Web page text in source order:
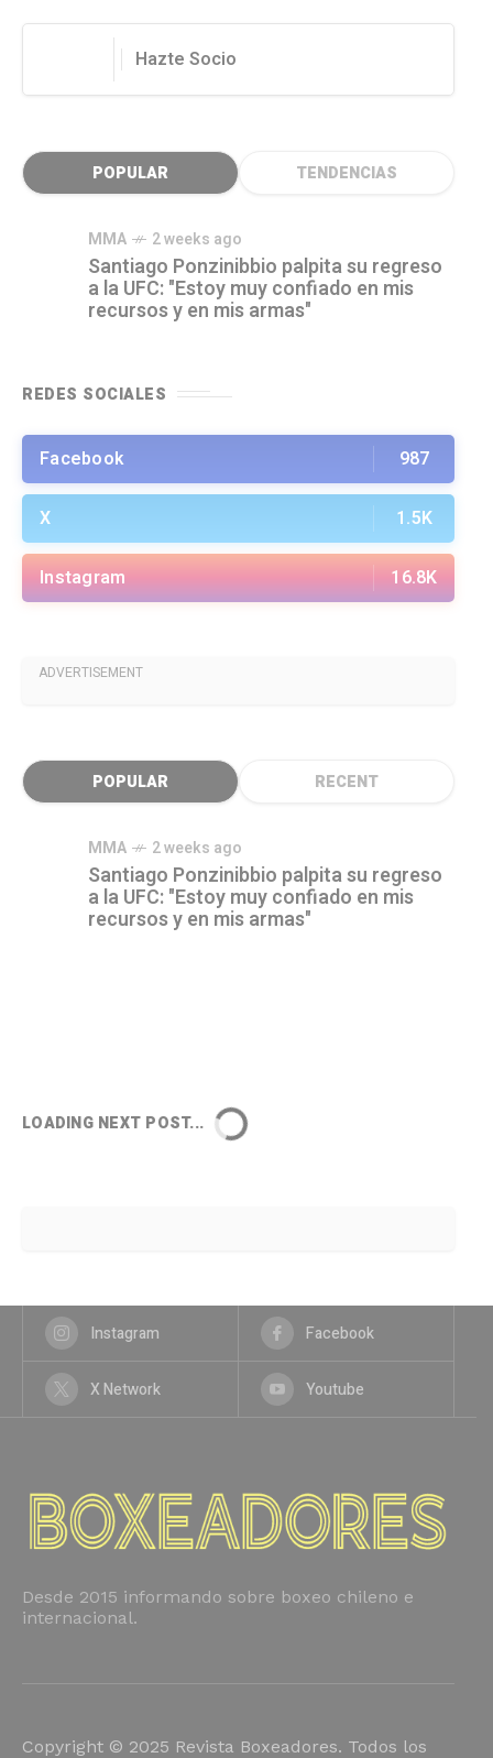
Hazte Socio
POPULAR TENDENCIAS
MMA 2 weeks ago
Santiago Ponzinibbio palpita su regreso
a la UFC: "Estoy muy confiado en mis
recursos y en mis armas"
REDES SOCIALES
Facebook 987
X 1.5K
Instagram 16.8K
ADVERTISEMENT
POPULAR RECENT
MMA 2 weeks ago
Santiago Ponzinibbio palpita su regreso
a la UFC: "Estoy muy confiado en mis
recursos y en mis armas"
LOADING NEXT POST...
Instagram Facebook
X Network Youtube
Desde 2015 informando sobre boxeo chileno e
internacional.
Copyright © 2025 Revista Boxeadores. Todos los